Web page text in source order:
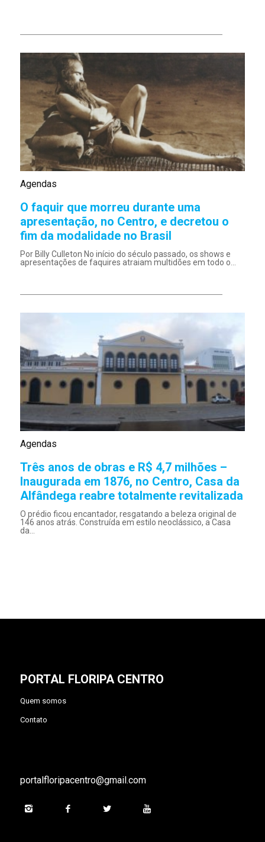
Agendas
O faquir que morreu durante uma
apresentação, no Centro, e decretou o
fim da modalidade no Brasil
Por Billy Culleton No início do século passado, os shows e
apresentações de faquires atraiam multidões em todo o...
Agendas
Três anos de obras e R$ 4,7 milhões –
Inaugurada em 1876, no Centro, Casa da
Alfândega reabre totalmente revitalizada
O prédio ficou encantador, resgatando a beleza original de
146 anos atrás. Construída em estilo neoclássico, a Casa
da...
PORTAL FLORIPA CENTRO
Quem somos
Contato
portalfloripacentro@gmail.com